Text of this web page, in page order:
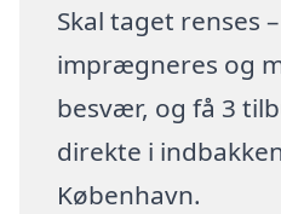
Skal taget renses
imprægneres og
besvær, og få 3
direkte i
København.